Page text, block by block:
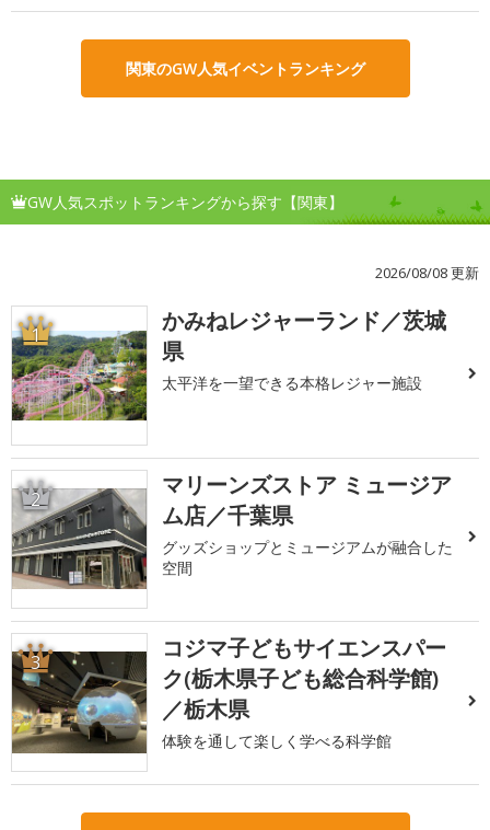
関東のGW人気イベントランキング
GW人気スポットランキングから探す【関東】
2026/08/08 更新
1
かみねレジャーランド／茨城
県
太平洋を一望できる本格レジャー施設
2
マリーンズストア ミュージア
ム店／千葉県
グッズショップとミュージアムが融合した
空間
3
コジマ子どもサイエンスパー
ク(栃木県子ども総合科学館)
／栃木県
体験を通して楽しく学べる科学館